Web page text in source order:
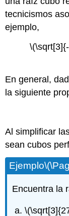
tecnicismos
ejemplo,
En general,
la siguiente
Al simplificar
sean cubos
Ejemplo
Encuentra la